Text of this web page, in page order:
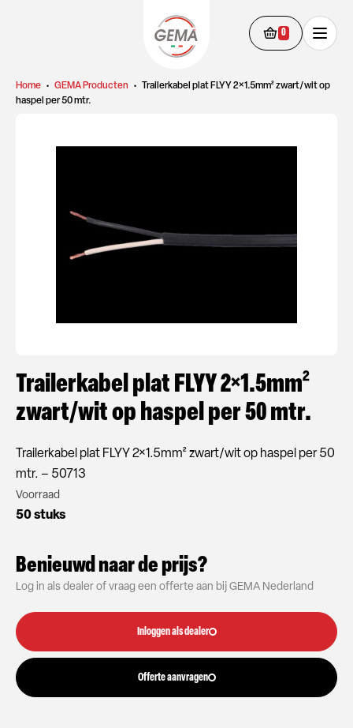
0
Home • GEMA Producten • Trailerkabel plat FLYY 2×1.5mm² zwart/wit op
haspel per 50 mtr.
Trailerkabel plat FLYY 2×1.5mm²
zwart/wit op haspel per 50 mtr.
Trailerkabel plat FLYY 2×1.5mm² zwart/wit op haspel per 50
mtr. – 50713
Voorraad
50 stuks
Benieuwd naar de prijs?
Log in als dealer of vraag een offerte aan bij GEMA Nederland
Inloggen als dealer
Offerte aanvragen